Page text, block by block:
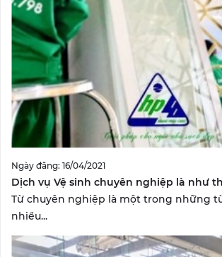
Ngày đăng: 16/04/2021
Dịch vụ Vệ sinh chuyên nghiệp là như
Từ chuyên nghiệp là một trong những
nhiều...